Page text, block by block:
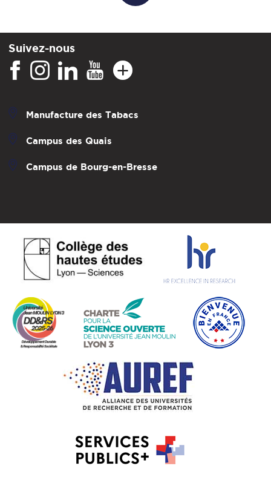
Suivez-nous
Manufacture des Tabacs
Campus des Quais
Campus de Bourg-en-Bresse